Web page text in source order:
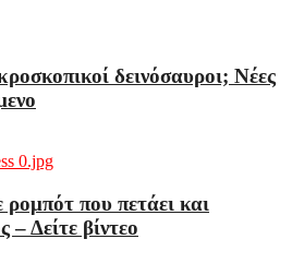
δεινόσαυροι; Νέες
που πετάει και
– Δείτε βίντεο